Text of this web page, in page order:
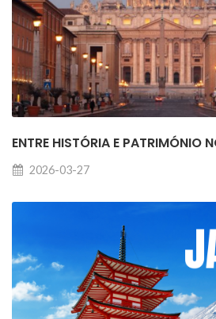
ENTRE HISTÓRIA E PATRIMÓNIO
2026-03-27